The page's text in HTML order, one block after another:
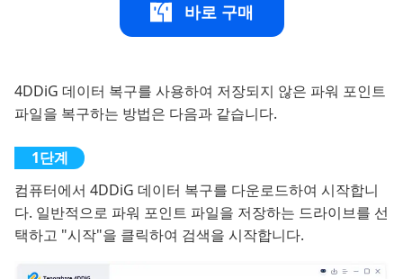
바로 구매
4DDiG 데이터 복구를 사용하여 저장되지 않은 파워 포인트
파일을 복구하는 방법은 다음과 같습니다.
컴퓨터에서 4DDiG 데이터 복구를 다운로드하여 시작합니
다. 일반적으로 파워 포인트 파일을 저장하는 드라이브를 선
택하고 "시작"을 클릭하여 검색을 시작합니다.